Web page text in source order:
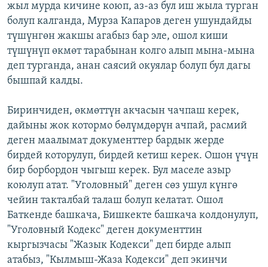
жыл мурда кичине коюп, аз-аз бул иш жыла турган
болуп калганда, Мурза Капаров деген ушундайды
түшүнгөн жакшы агабыз бар эле, ошол киши
түшүнүп өкмөт тарабынан колго алып мына-мына
деп турганда, анан саясий окуялар болуп бул дагы
бышпай калды.
Биринчиден, өкмөттүн акчасын чачпаш керек,
дайыны жок котормо бөлүмдөрүн ачпай, расмий
деген маалымат документтер бардык жерде
бирдей которулуп, бирдей кетиш керек. Ошон үчүн
бир борбордон чыгыш керек. Бул маселе азыр
коюлуп атат. "Уголовный" деген сөз ушул күнгө
чейин такталбай талаш болуп келатат. Ошол
Баткенде башкача, Бишкекте башкача колдонулуп,
"Уголовный Кодекс" деген документтин
кыргызчасы "Жазык Кодекси" деп бирде алып
атабыз, "Кылмыш-Жаза Кодекси" деп экинчи